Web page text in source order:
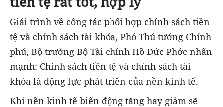
Giải trình về công tác phối hợp chính sách tiền
tệ và chính sách tài khóa, Phó Thủ tướng Chính
phủ, Bộ trưởng Bộ Tài chính Hồ Đức Phớc nhấn
mạnh: Chính sách tiền tệ và chính sách tài
khóa là động lực phát triển của nền kinh tế.
Khi nền kinh tế biến động tăng hay giảm sẽ